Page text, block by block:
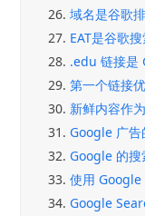
26. 域名是谷歌
27. EAT是谷歌
28. .edu 链接是
29. 第一个链接
30. 新鲜内容作
31. Google 广告
32. Google 的搜
33. 使用 Google
34. Google